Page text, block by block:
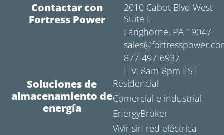
Contactar con
Fortress Power
2010 Cabot Blvd West
Suite L
Langhorne, PA 19047
877-497-6937
L-V: 8am-8pm EST
Soluciones de
almacenamiento de
energía
Residencial
Comercial e industrial
EnergyBroker
Vivir sin red eléctrica